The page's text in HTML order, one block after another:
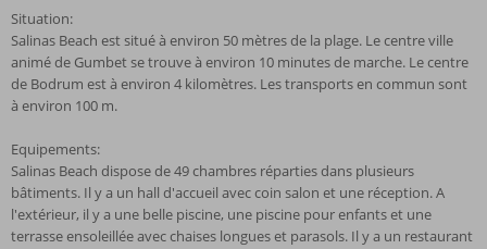
Situation:
Salinas Beach est situé à environ 50 mètres de la plage. Le centre ville
animé de Gumbet se trouve à environ 10 minutes de marche. Le centre
de Bodrum est à environ 4 kilomètres. Les transports en commun sont
à environ 100 m.
Equipements:
Salinas Beach dispose de 49 chambres réparties dans plusieurs
bâtiments. Il y a un hall d'accueil avec coin salon et une réception. A
l'extérieur, il y a une belle piscine, une piscine pour enfants et une
terrasse ensoleillée avec chaises longues et parasols. Il y a un restaurant